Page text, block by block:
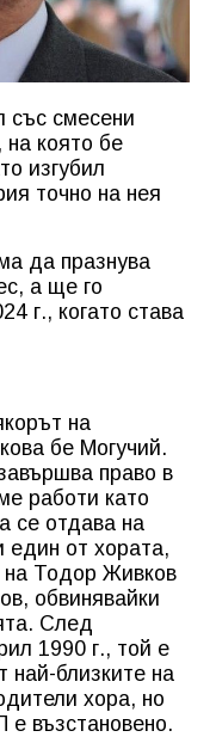
със смесени
която бе
изгубил
точно на нея
да празнува
а ще го
г., когато става
на
бе Могучий.
право в
работи като
се отдава на
един от хората,
на Тодор Живков
обвинявайки
След
1990 г., той е
най-близките на
хора, но
е възстановено.